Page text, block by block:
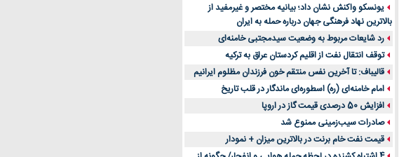
یونسکو واکنش نشان داد؛ بیانیه مختصر و غیرمفید از
بالاترین نهاد فرهنگی جهان درباره حمله به ایران
رد شایعات مربوط به وضعیت سیدمجتبی خامنه‌ای
توقف انتقال نفت از اقلیم کردستان عراق به ترکیه
قالیباف: تا آخرین نفس منتقم خون فرزندان مظلوم ایرانیم
امام خامنه‌ای (ره) اسطوره‌ای ماندگار در قلب تاریخ
افزایش 50 درصدی قیمت گاز در اروپا
صادرات سیب‌زمینی ممنوع شد
قیمت نفت خام برنت در بالاترین میزان + نمودار